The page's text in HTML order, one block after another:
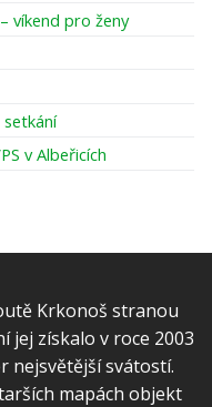
víkend pro ženy
setkání
v Albeřicích
Krkonoš stranou
jej získalo v roce 2003
nejsvětější svátostí.
mapách objekt